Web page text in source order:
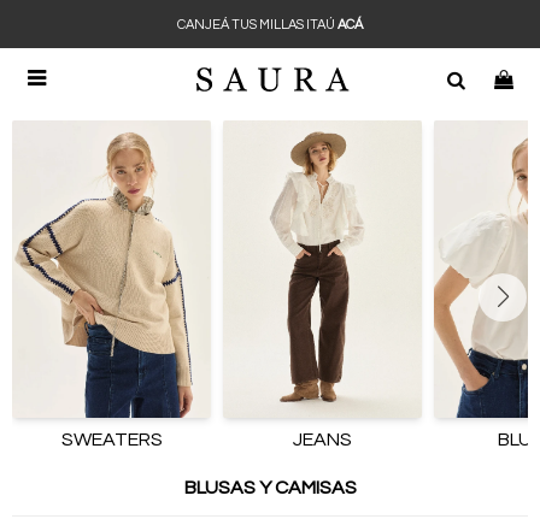

CANJEÁ TUS MILLAS ITAÚ ACÁ
SWEATERS JEANS
BLUSAS Y CAMISAS